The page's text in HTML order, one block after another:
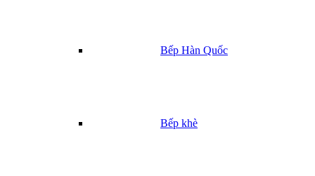
Bếp Hàn Quốc
Bếp khè